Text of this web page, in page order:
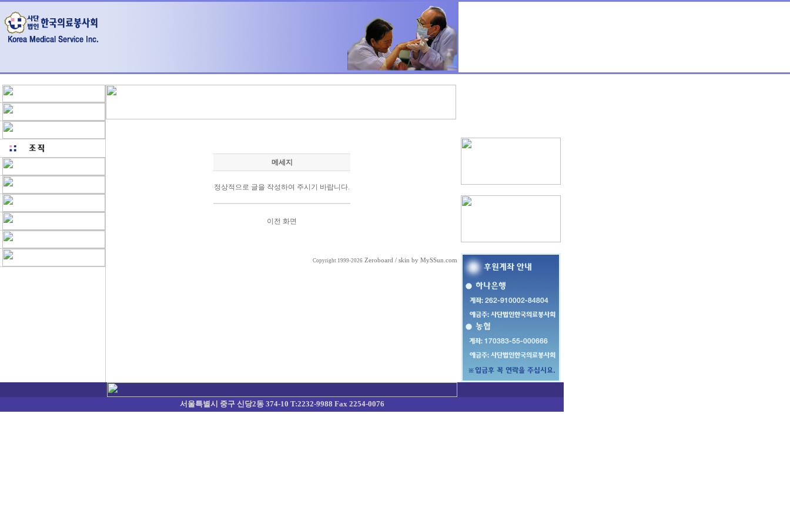
메세지
정상적으로 글을 작성하여 주시기 바랍니다.
이전 화면
Copyright 1999-2026 Zeroboard / skin by MySSun.com
서울특별시 중구 신당2동 374-10 T:2232-9988 Fax 2254-0076